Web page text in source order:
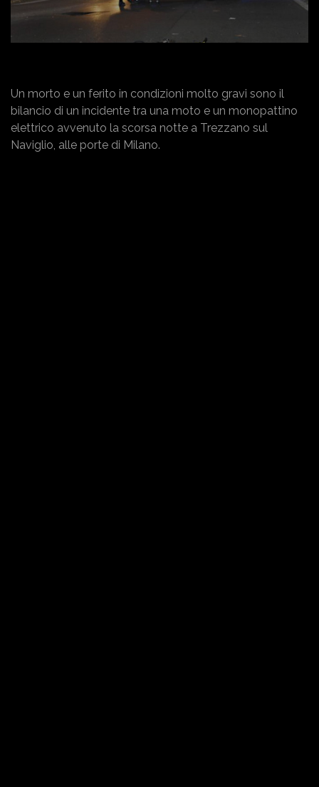
Un morto e un ferito in condizioni molto gravi sono il
bilancio di un incidente tra una moto e un monopattino
elettrico avvenuto la scorsa notte a Trezzano sul
Naviglio, alle porte di Milano.